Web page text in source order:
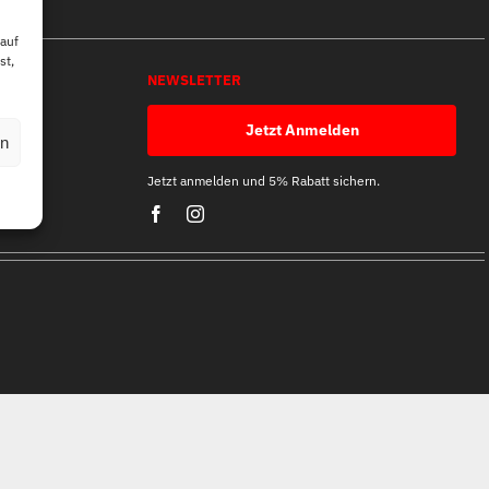
NEWSLETTER
Jetzt Anmelden
Jetzt anmelden und 5% Rabatt sichern.